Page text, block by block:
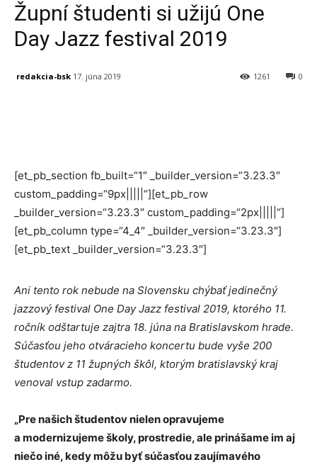
Župní študenti si užijú One
Day Jazz festival 2019
redakcia-bsk 17. júna 2019 0
1261
[et_pb_section fb_built=“1″ _builder_version=“3.23.3″
custom_padding=“9px|||||“][et_pb_row
_builder_version=“3.23.3″ custom_padding=“2px|||||“]
[et_pb_column type=“4_4″ _builder_version=“3.23.3″]
[et_pb_text _builder_version=“3.23.3″]
Ani tento rok nebude na Slovensku chýbaťjedinečný
jazzový festival One Day Jazz festival 2019, ktorého 11.
ročník odštartuje zajtra 18. júna na Bratislavskom hrade.
Súčasťou jeho otváracieho koncertu bude vyše 200
študentov z 11 župných škôl, ktorým bratislavský kraj
venoval vstup zadarmo.
„Pre našich študentov nielen opravujeme
a modernizujeme školy, prostredie, ale prinášame im aj
niečo iné, kedy môžu byť súčasťou zaujímavého